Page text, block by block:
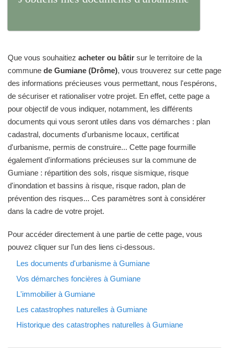
Que vous souhaitiez acheter ou bâtir sur le territoire de la
commune de Gumiane (Drôme), vous trouverez sur cette page
des informations précieuses vous permettant, nous l'espérons,
de sécuriser et rationaliser votre projet. En effet, cette page a
pour objectif de vous indiquer, notamment, les différents
documents qui vous seront utiles dans vos démarches : plan
cadastral, documents d'urbanisme locaux, certificat
d'urbanisme, permis de construire... Cette page fourmille
également d'informations précieuses sur la commune de
Gumiane : répartition des sols, risque sismique, risque
d'inondation et bassins à risque, risque radon, plan de
prévention des risques... Ces paramètres sont à considérer
dans la cadre de votre projet.
Pour accéder directement à une partie de cette page, vous
pouvez cliquer sur l'un des liens ci-dessous.
Les documents d'urbanisme à Gumiane
Vos démarches foncières à Gumiane
L'immobilier à Gumiane
Les catastrophes naturelles à Gumiane
Historique des catastrophes naturelles à Gumiane